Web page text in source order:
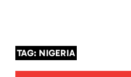
TAG: NIGERIA